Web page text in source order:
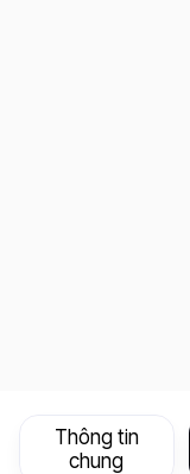
Thông tin
chung